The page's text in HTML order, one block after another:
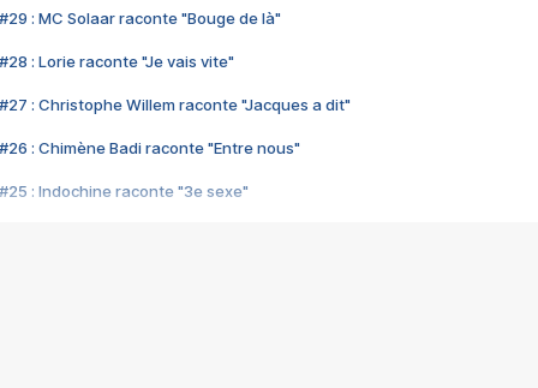
#29 : MC Solaar raconte "Bouge de là"
#28 : Lorie raconte "Je vais vite"
#27 : Christophe Willem raconte "Jacques a dit"
#26 : Chimène Badi raconte "Entre nous"
#25 : Indochine raconte "3e sexe"